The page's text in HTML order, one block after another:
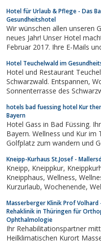
Hotel für Urlaub & Pflege - Das
Gesundheitshotel
Wir wünschen allen unseren
neues Jahr! Unser Hotel
Februar 2017. Ihre E-Mails
ganz für Sie da!
Hotel Teuchelwald im
Hotel und Restaurant
Schwarzwald. Entspannen, Wohnen und Tagen auf der
Sonnenterrasse des
hotels bad fuessing hotel Kur
Bayern
Hotel Gass in Bad Füssing.
Bayern. Wellness und Kur
Golfplatz zum wandern und
Zentrum und Therme 1 nur
Kneipp-Kurhaus St.Josef -
Kneipp, Kneippkur, Kneippkurhaus, Kneipphotel, Kneippkurhotel,
Kneipphaus, Wellness, Wellnessangebote, Wellness-Hotel,
Kurzurlaub, Wochenende, Wellnessurlaub, Wellnesswochenende,
Mallersdorfer Schwestern, Ordensschwestern, Nonnen,
Wörishofen, Bad...
Masserberger Klinik Prof Volhard
Rehaklinik in Thüringen für
Ophthalmologie
Ihr Rehabilitationspartner
Heilklimatischen Kurort